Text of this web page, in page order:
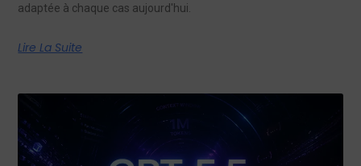
adaptée à chaque cas aujourd'hui.
Lire La Suite